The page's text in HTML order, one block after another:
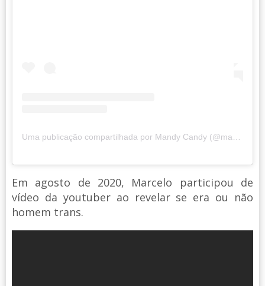
Uma publicação compartilhada por Mandy Candy (@mandycandy)
Em agosto de 2020, Marcelo participou de
vídeo da youtuber ao revelar se era ou não
homem trans.